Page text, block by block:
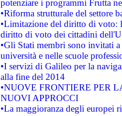
potenziare i programmi Frutta
•Riforma strutturale del settore
•Limitazione del diritto di voto:
diritto di voto dei cittadini
•Gli Stati membri sono invitati
università e nelle scuole
•I servizi di Galileo per la
alla fine del 2014
•NUOVE FRONTIERE PER
NUOVI APPROCCI
•La maggioranza degli europei